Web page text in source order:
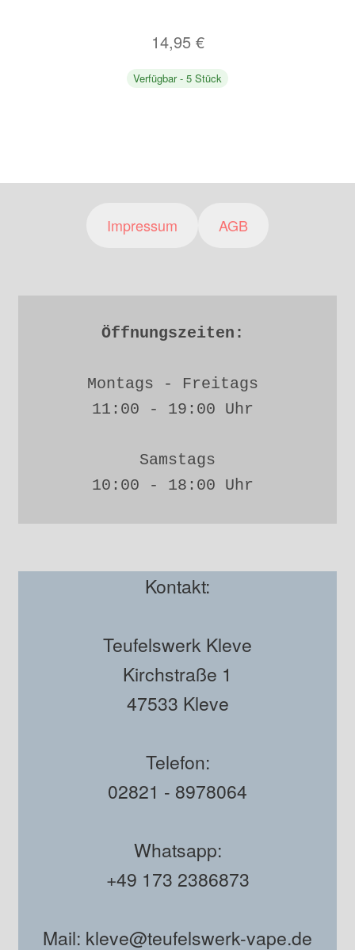
14,95 €
Verfügbar - 5 Stück
Impressum AGB
Öffnungszeiten:
Montags - Freitags
11:00 - 19:00 Uhr
Samstags
10:00 - 18:00 Uhr
Kontakt:
Teufelswerk Kleve
Kirchstraße 1
47533 Kleve
Telefon:
02821 - 8978064
Whatsapp:
+49 173 2386873
Mail: kleve@teufelswerk-vape.de